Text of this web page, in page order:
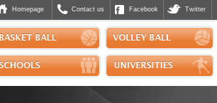
Homepage Contact us Facebook Twitter